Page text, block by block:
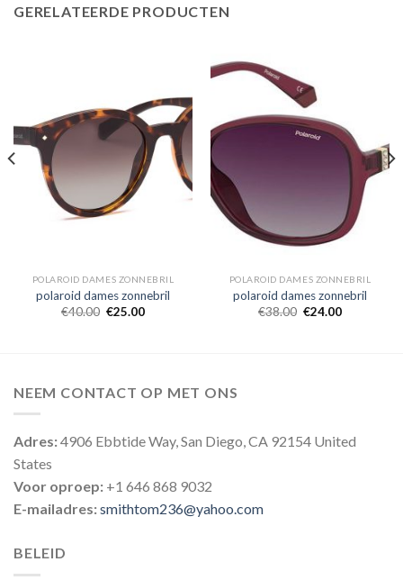
GERELATEERDE PRODUCTEN
POLAROID DAMES ZONNEBRIL
polaroid dames zonnebril
€40.00 €25.00
POLAROID DAMES ZONNEBRIL
polaroid dames zonnebril
€38.00 €24.00
NEEM CONTACT OP MET ONS
Adres:4906 Ebbtide Way, San Diego, CA 92154 United
States
Voor oproep: +1 646 868 9032
E-mailadres:smithtom236@yahoo.com
BELEID